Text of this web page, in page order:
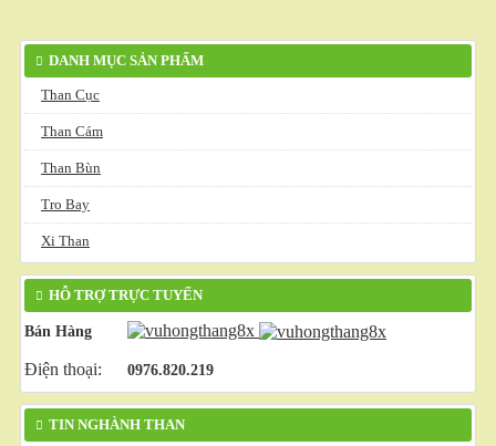
DANH MỤC SẢN PHẨM
Than Cục
Than Cám
Than Bùn
Tro Bay
Xi Than
HỖ TRỢ TRỰC TUYẾN
Bán Hàng
Điện thoại: 0976.820.219
TIN NGHÀNH THAN